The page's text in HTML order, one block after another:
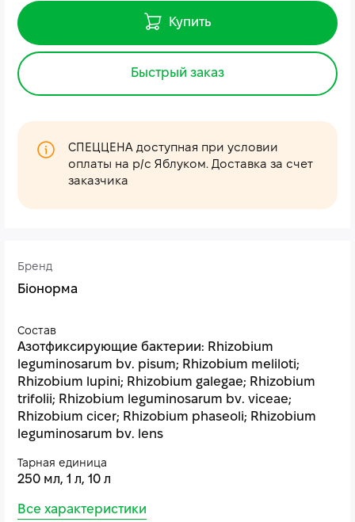
Бренд
Біонорма
Состав
Азотфиксирующие бактерии: Rhizobium
leguminosarum bv. pisum; Rhizobium melіlotі;
Rhizobium lupini; Rhizobium galegae; Rhizobium
trifolii; Rhizobium leguminosarum bv. viceae;
Rhizobium cicer; Rhizobium phaseoli; Rhizobium
leguminosarum bv. lens
Тарная единица
250 мл, 1 л, 10 л
Все характеристики
Купить
Быстрый заказ
СПЕЦЦЕНА доступная при условии
оплаты на р/с Яблуком. Доставка за счет
заказчика